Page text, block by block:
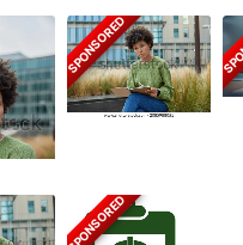
SPONSORED
SPONSORED